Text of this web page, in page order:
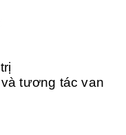
tương tác van